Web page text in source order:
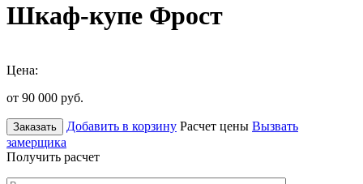
Шкаф-купе Фрост
Цена:
от 90 000 руб.
Заказать Добавить в корзину Расчет цены Вызвать
замерщика
Получить расчет